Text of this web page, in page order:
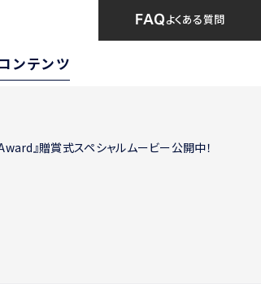
コンテンツ
FAQよくある質問
』贈賞式スペシャルムービー公開中！